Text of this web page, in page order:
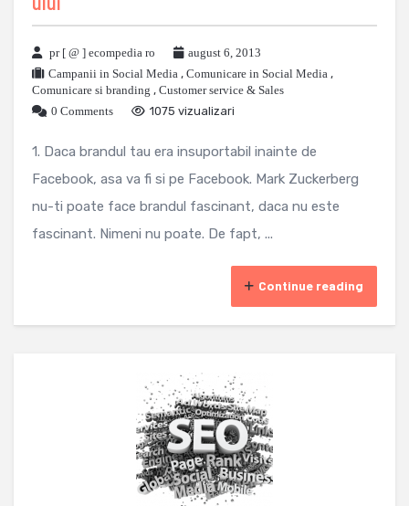
pr [ @ ] ecompedia ro
august 6, 2013
Campanii in Social Media , Comunicare in Social Media ,
Comunicare si branding , Customer service & Sales
0 Comments
1075 vizualizari
1. Daca brandul tau era insuportabil inainte de
Facebook, asa va fi si pe Facebook. Mark Zuckerberg
nu-ti poate face brandul fascinant, daca nu este
fascinant. Nimeni nu poate. De fapt, ...
Continue reading